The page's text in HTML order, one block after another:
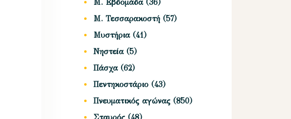
Μ. Εβδομάδα(36)
Μ. Τεσσαρακοστή (57)
Μυστήρια(41)
Νηστεία(5)
Πάσχα(62)
Πεντηκοστάριο (43)
Πνευματικός αγώνας (850)